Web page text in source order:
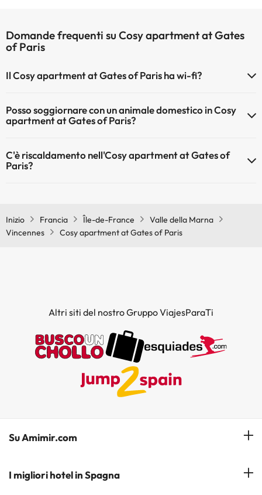
Domande frequenti su Cosy apartment at Gates
of Paris
Il Cosy apartment at Gates of Paris ha wi-fi?
Posso soggiornare con un animale domestico in Cosy
apartment at Gates of Paris?
C'è riscaldamento nell'Cosy apartment at Gates of
Paris?
Inizio
Francia Île-de-France
Valle della Marna
Vincennes
Cosy apartment at Gates of Paris
Altri siti del nostro Gruppo ViajesParaTi
Su Amimir.com
Il Nostro Team
I migliori hotel in Spagna